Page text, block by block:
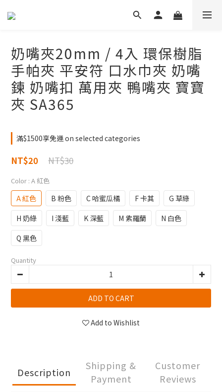
奶嘴夾20mm / 4入 環保樹脂
手帕夾 平安符 口水巾夾 奶嘴
鍊 奶嘴扣 萬用夾 鴨嘴夾 寶寶
夾 SA365
滿$1500享免運 on selected categories
NT$30
NT$20
Color : A 紅色
A 紅色 B 粉色 C 哈蜜瓜橘 F 卡其
G 草綠
H 奶綠
I 淺藍 K 深藍 M 紫羅蘭
N 白色
Q 黑色
Quantity
ADD TO CART
Add to Wishlist
Description
Shipping &
Payment
Customer
Reviews